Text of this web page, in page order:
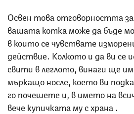
Освен това отговорността
вашата котка може да бъде
в които се чувствате
действие. Колкото и да ви се
свити в леглото, винаги ще
мъркащо носле, което ви
го почешете и, в името на
вече купичката му с храна .